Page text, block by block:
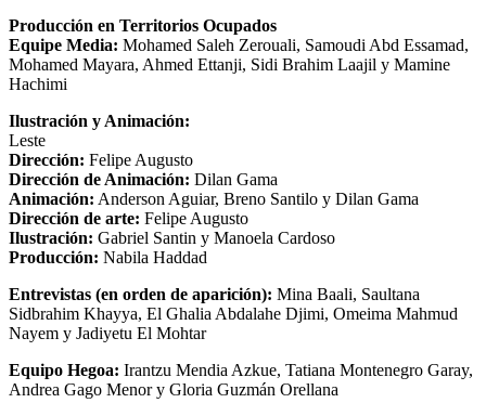
Producción en Territorios Ocupados
Equipe Media: Mohamed Saleh Zerouali, Samoudi Abd Essamad,
Mohamed Mayara, Ahmed Ettanji, Sidi Brahim Laajil y Mamine
Hachimi
Ilustración y Animación:
Leste
Dirección: Felipe Augusto
Dirección de Animación: Dilan Gama
Animación: Anderson Aguiar, Breno Santilo y Dilan Gama
Dirección de arte: Felipe Augusto
Ilustración: Gabriel Santin y Manoela Cardoso
Producción: Nabila Haddad
Entrevistas (en orden de aparición): Mina Baali, Saultana
Sidbrahim Khayya, El Ghalia Abdalahe Djimi, Omeima Mahmud
Nayem y Jadiyetu El Mohtar
Equipo Hegoa: Irantzu Mendia Azkue, Tatiana Montenegro Garay,
Andrea Gago Menor y Gloria Guzmán Orellana